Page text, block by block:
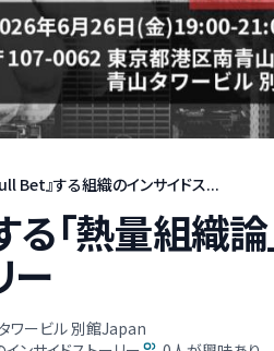
Bet』する組織のインサイドス...
「熱量組織論
ー
ワービル 別館Japan